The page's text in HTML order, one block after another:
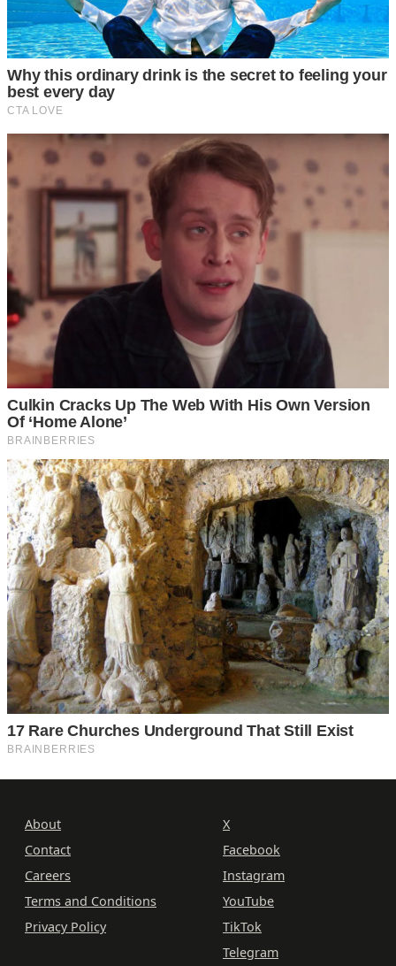
About
Contact
Careers
Terms and Conditions
Privacy Policy
X
Facebook
Instagram
YouTube
TikTok
Telegram